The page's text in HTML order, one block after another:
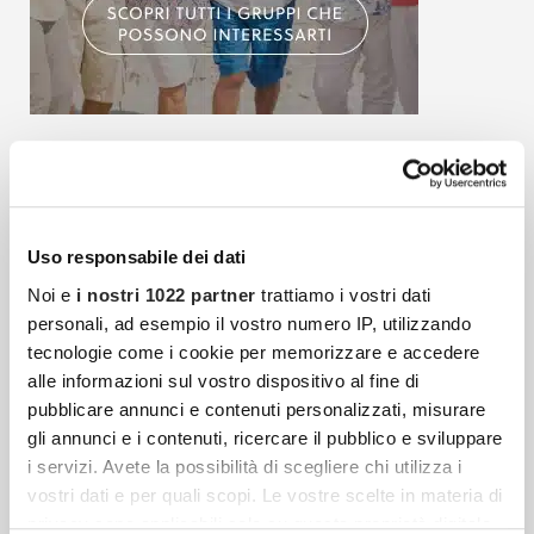
Uso responsabile dei dati
Noi e i nostri 1022 partner trattiamo i vostri dati
personali, ad esempio il vostro numero IP, utilizzando
tecnologie come i cookie per memorizzare e accedere
alle informazioni sul vostro dispositivo al fine di
pubblicare annunci e contenuti personalizzati, misurare
gli annunci e i contenuti, ricercare il pubblico e sviluppare
i servizi. Avete la possibilità di scegliere chi utilizza i
vostri dati e per quali scopi. Le vostre scelte in materia di
privacy sono applicabili solo su questa proprietà digitale
Articoli più recenti
Reagisce Contro Se Stesso
Il tessuto connettivo è una delle strutture più
diffuse e decisive dell’organismo umano, ma
resta spesso meno conosciuto rispetto a
muscoli, ossa, cuore o cervello.